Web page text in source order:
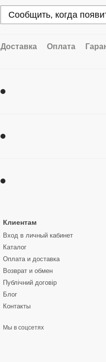
Сообщить, когда
Доставка Оплата
Клиентам
Вход в личный кабинет
Каталог
Оплата и доставка
Возврат и обмен
Публічний договір
Блог
Контакты
Мы в соцсетях